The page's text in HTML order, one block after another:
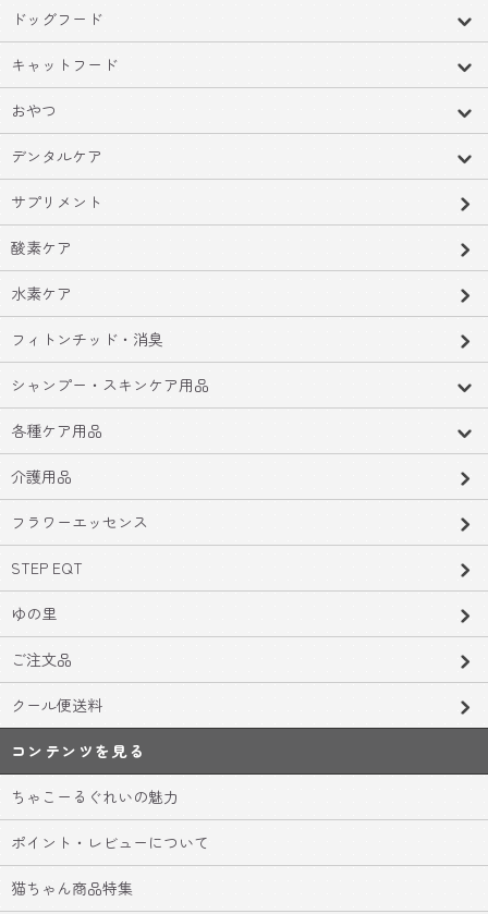
ドッグフード
キャットフード
おやつ
デンタルケア
サプリメント
酸素ケア
水素ケア
フィトンチッド・消臭
シャンプー・スキンケア用品
各種ケア用品
介護用品
フラワーエッセンス
STEP EQT
ゆの里
ご注文品
クール便送料
コンテンツを見る
ちゃこーるぐれいの魅力
ポイント・レビューについて
猫ちゃん商品特集